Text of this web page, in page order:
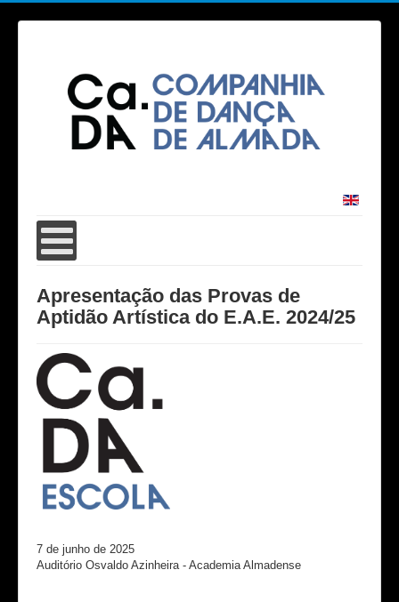
Apresentação das Provas de
Aptidão Artística do E.A.E. 2024/25
7 de junho de 2025
Auditório Osvaldo Azinheira - Academia Almadense